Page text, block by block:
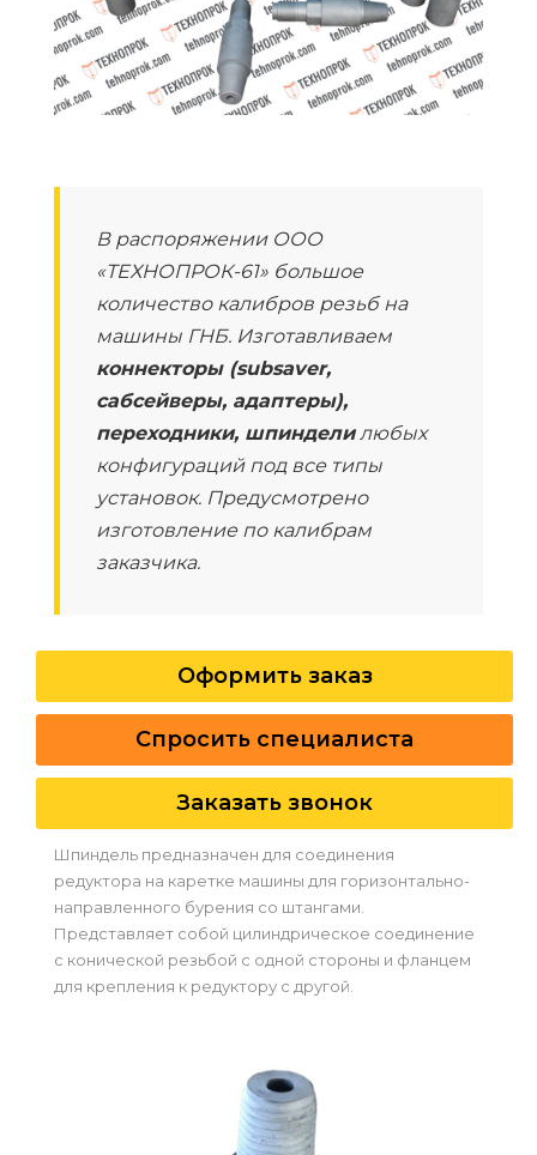
В распоряжении ООО
«ТЕХНОПРОК-61» большое
количество калибров резьб на
машины ГНБ. Изготавливаем
коннекторы (subsaver,
сабсейверы, адаптеры),
переходники, шпинделилюбых
конфигураций под все типы
установок. Предусмотрено
изготовление по калибрам
заказчика.
Оформить заказ
Спросить специалиста
Заказать звонок
Шпиндель предназначен для соединения
редуктора на каретке машины для горизонтально-
направленного бурения со штангами.
Представляет собой цилиндрическое соединение
с конической резьбой с одной стороны и фланцем
для крепления к редуктору с другой.